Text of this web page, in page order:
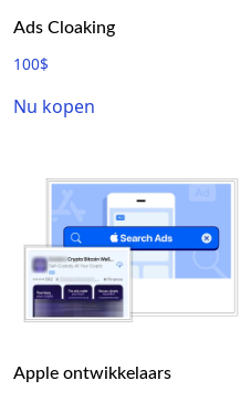
Ads Cloaking
100$
Nu kopen
Apple ontwikkelaars